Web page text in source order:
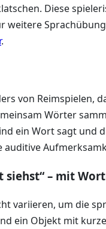
Diese
weitere
.
von Reimspielen,
Wörter
ein Wort sagt und
siehst“ – mit
variieren, um die
ein Objekt mit